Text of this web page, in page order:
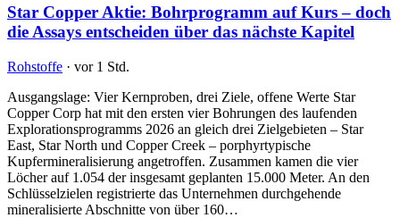
Star Copper Aktie: Bohrprogramm auf Kurs – doch
die Assays entscheiden über das nächste Kapitel
Rohstoffe · vor 1 Std.
Ausgangslage: Vier Kernproben, drei Ziele, offene Werte Star
Copper Corp hat mit den ersten vier Bohrungen des laufenden
Explorationsprogramms 2026 an gleich drei Zielgebieten – Star
East, Star North und Copper Creek – porphyrtypische
Kupfermineralisierung angetroffen. Zusammen kamen die vier
Löcher auf 1.054 der insgesamt geplanten 15.000 Meter. An den
Schlüsselzielen registrierte das Unternehmen durchgehende
mineralisierte Abschnitte von über 160…